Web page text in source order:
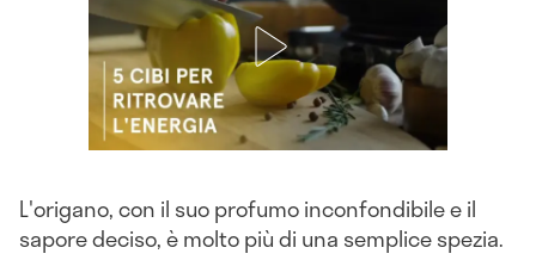
L'origano, con il suo profumo inconfondibile e il
sapore deciso, è molto più di una semplice spezia.